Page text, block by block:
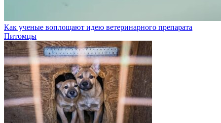
Как ученые воплощают идею ветеринарного препарата
Питомцы